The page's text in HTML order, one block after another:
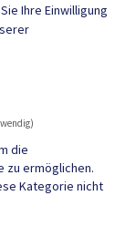
AppIhre Einwilligung
die
zu ermöglichen.
Kategorie nicht